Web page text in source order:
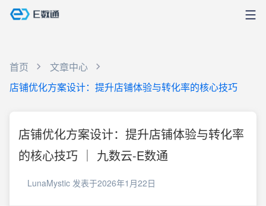
首页
文章中心
店铺优化方案设计：提升店铺体验与转化率的核心技巧
店铺优化方案设计：提升店铺体验与转化率
的核心技巧 ｜ 九数云-E数通
LunaMystic 发表于2026年1月22日